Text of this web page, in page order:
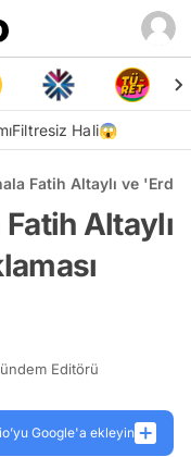
Filtresiz Hali😱
Fatih Altaylı ve
Altaylı
Editörü
Google'a ekleyin